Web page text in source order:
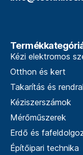
Kézi elektromos
Otthon és kert
Takarítás és
Kéziszerszámok
Mérőműszerek
Erdő és
Építőipari technika